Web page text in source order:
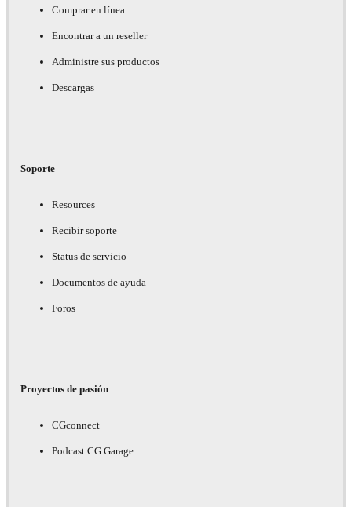
Comprar en línea
Encontrar a un reseller
Administre sus productos
Descargas
Soporte
Resources
Recibir soporte
Status de servicio
Documentos de ayuda
Foros
Proyectos de pasión
CGconnect
Podcast CG Garage